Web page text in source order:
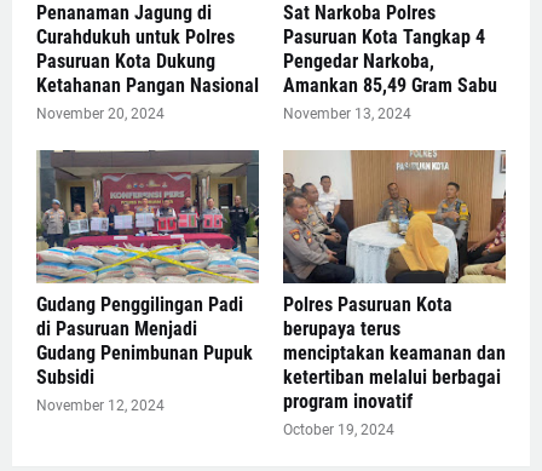
Penanaman Jagung di
Curahdukuh untuk Polres
Pasuruan Kota Dukung
Ketahanan Pangan Nasional
November 20, 2024
Sat Narkoba Polres
Pasuruan Kota Tangkap 4
Pengedar Narkoba,
Amankan 85,49 Gram Sabu
November 13, 2024
Gudang Penggilingan Padi
di Pasuruan Menjadi
Gudang Penimbunan Pupuk
Subsidi
November 12, 2024
Polres Pasuruan Kota
berupaya terus
menciptakan keamanan dan
ketertiban melalui berbagai
program inovatif
October 19, 2024